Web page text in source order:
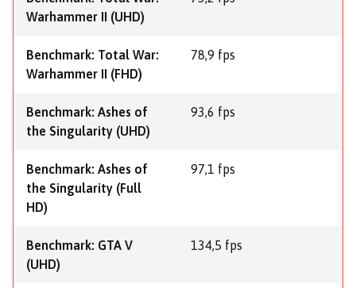
Warhammer II (UHD)
Benchmark: Total War:
Warhammer II (FHD)
78,9 fps
Benchmark: Ashes of
the Singularity (UHD)
93,6 fps
Benchmark: Ashes of
the Singularity (Full
HD)
97,1 fps
Benchmark: GTA V
(UHD)
134,5 fps